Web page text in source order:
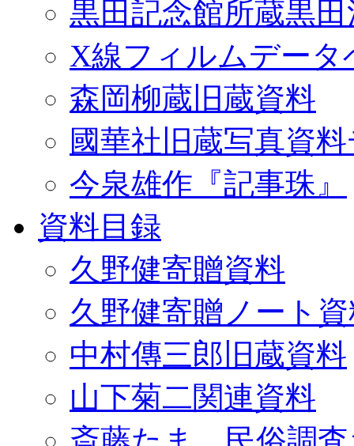
黒田記念館所蔵黒
X線フィルムデータ
森岡柳蔵旧蔵資料
國華社旧蔵写真資
今泉雄作『記事珠』
資料目録
久野健寄贈資料
久野健寄贈ノート
中村傳三郎旧蔵資料
山下菊二関連資料